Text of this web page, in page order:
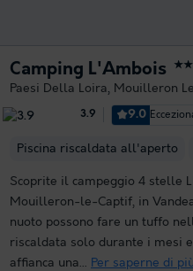
Camping L'Ambois
Paesi Della Loira, Mouilleron
3.9 9.0
Piscina riscaldata all'aperto
Scoprite il campeggio 4 stelle
Mouilleron-le-Captif, in
nuoto possono fare un tuffo
riscaldata solo durante i mesi
affianca una... Per saperne di più